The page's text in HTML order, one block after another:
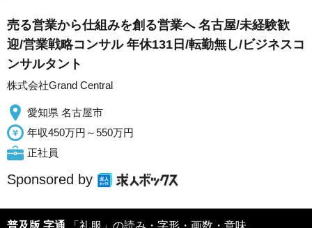
売る営業から仕組みを創る営業へ 名古屋/未経験歓
迎/営業戦略コンサル 年休131日/転勤無し/ビジネスコ
ンサルタント
株式会社Grand Central
愛知県 名古屋市
年収450万円～550万円
正社員
Sponsored by